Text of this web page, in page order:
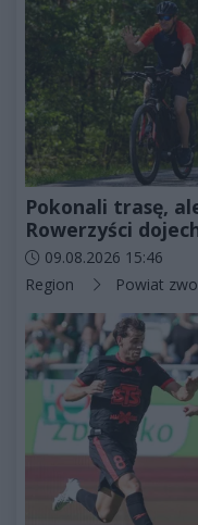
Pokonali trasę,
Rowerzyści
Data dodania artykułu:
09.08.2026 15:46
Kategorie artykułu:
Region Powiat